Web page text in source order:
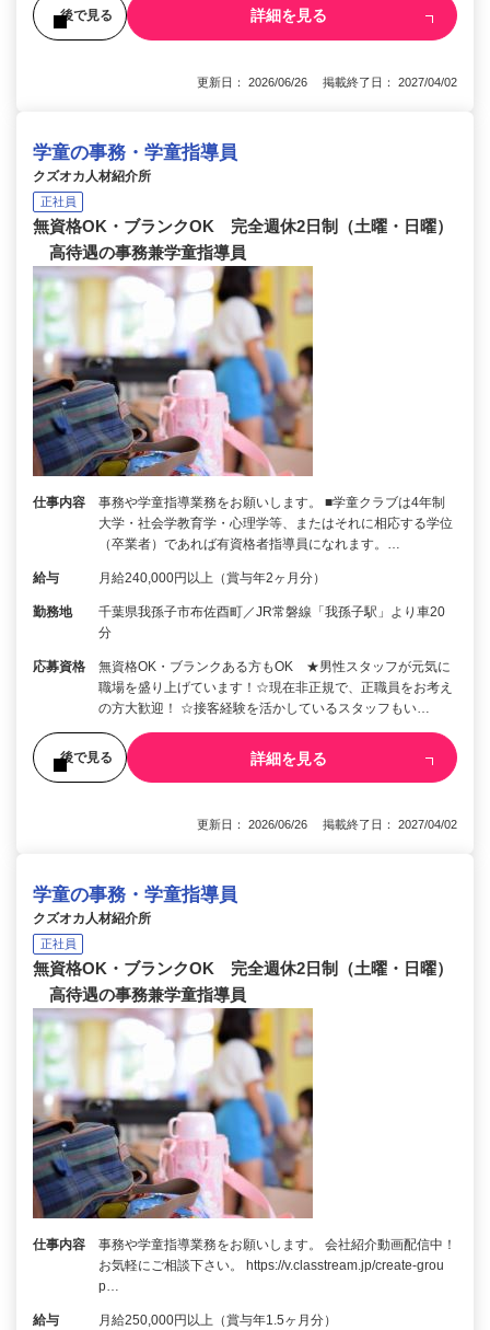
後で見る 詳細を見る
更新日： 2026/06/26 掲載終了日： 2027/04/02
学童の事務・学童指導員
クズオカ人材紹介所
正社員
無資格OK・ブランクOK 完全週休2日制（土曜・日曜）
高待遇の事務兼学童指導員
仕事内容
事務や学童指導業務をお願いします。 ■学童クラブは4年制
大学・社会学教育学・心理学等、またはそれに相応する学位
（卒業者）であれば有資格者指導員になれます。…
給与 月給240,000円以上（賞与年2ヶ月分）
勤務地
千葉県我孫子市布佐酉町／JR常磐線「我孫子駅」より車20
分
応募資格
無資格OK・ブランクある方もOK ★男性スタッフが元気に
職場を盛り上げています！☆現在非正規で、正職員をお考え
の方大歓迎！ ☆接客経験を活かしているスタッフもい…
後で見る 詳細を見る
更新日： 2026/06/26 掲載終了日： 2027/04/02
学童の事務・学童指導員
クズオカ人材紹介所
正社員
無資格OK・ブランクOK 完全週休2日制（土曜・日曜）
高待遇の事務兼学童指導員
仕事内容
事務や学童指導業務をお願いします。 会社紹介動画配信中！
お気軽にご相談下さい。 https://v.classtream.jp/create-grou
p…
給与 月給250,000円以上（賞与年1.5ヶ月分）